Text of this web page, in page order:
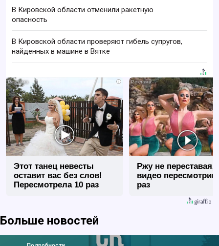
В Кировской области отменили ракетную
опасность
В Кировской области проверяют гибель супругов,
найденных в машине в Вятке
i
Этот танец невесты
оставит вас без слов!
Пересмотрела 10 раз
Ржу не переставая,
видео
раз
Больше новостей